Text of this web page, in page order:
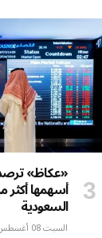
السعودية
السبت 08 أغسطس 6:37 م